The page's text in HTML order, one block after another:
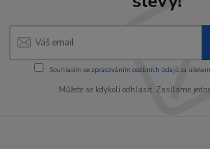
Souhlasím se zpracováním osobních údajůza
Můžete se kdykoli odhlásit. Zasíláme